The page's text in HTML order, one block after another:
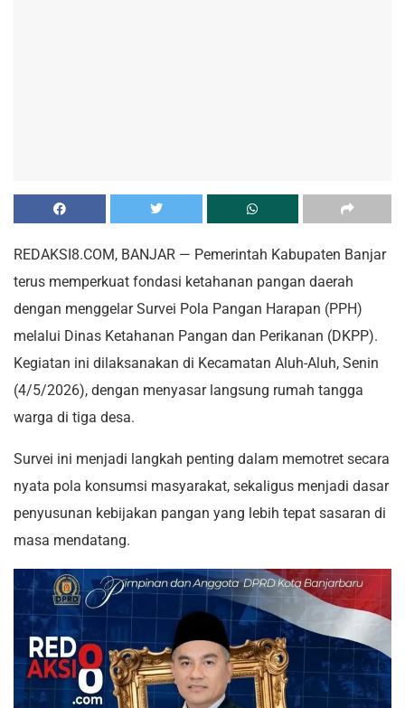
REDAKSI8.COM, BANJAR — Pemerintah Kabupaten Banjar
terus memperkuat fondasi ketahanan pangan daerah
dengan menggelar Survei Pola Pangan Harapan (PPH)
melalui Dinas Ketahanan Pangan dan Perikanan (DKPP).
Kegiatan ini dilaksanakan di Kecamatan Aluh-Aluh, Senin
(4/5/2026), dengan menyasar langsung rumah tangga
warga di tiga desa.
Survei ini menjadi langkah penting dalam memotret secara
nyata pola konsumsi masyarakat, sekaligus menjadi dasar
penyusunan kebijakan pangan yang lebih tepat sasaran di
masa mendatang.